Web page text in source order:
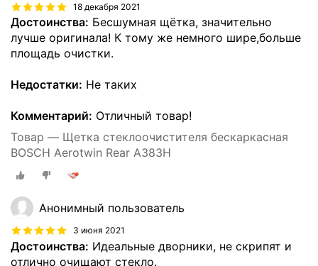
18 декабря 2021
Достоинства: Бесшумная щётка, значительно
лучше оригинала! К тому же немного шире,больше
площадь очистки.
Недостатки: Не таких
Комментарий: Отличный товар!
Товар — Щетка стеклоочистителя бескаркасная
BOSCH Aerotwin Rear A383H
Анонимный пользователь
3 июня 2021
Достоинства: Идеальные дворники, не скрипят и
отлично очищают стекло.